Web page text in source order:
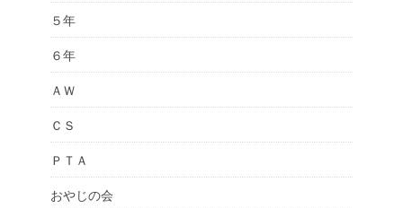
５年
６年
ＡＷ
ＣＳ
ＰＴＡ
おやじの会